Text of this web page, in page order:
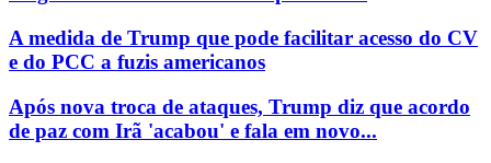
A medida de Trump que pode facilitar acesso do CV
e do PCC a fuzis americanos
Após nova troca de ataques, Trump diz que acordo
de paz com Irã 'acabou' e fala em novo...